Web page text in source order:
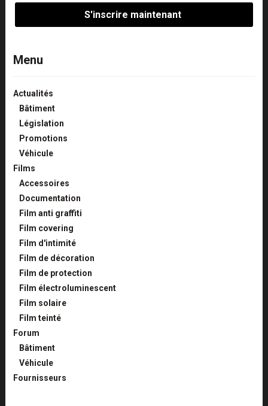
Menu
Actualités
Bâtiment
Législation
Promotions
Véhicule
Films
Accessoires
Documentation
Film anti graffiti
Film covering
Film d'intimité
Film de décoration
Film de protection
Film électroluminescent
Film solaire
Film teinté
Forum
Bâtiment
Véhicule
Fournisseurs